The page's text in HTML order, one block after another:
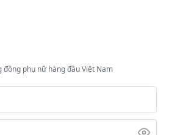
đồng phụ nữ hàng đầu Việt Nam